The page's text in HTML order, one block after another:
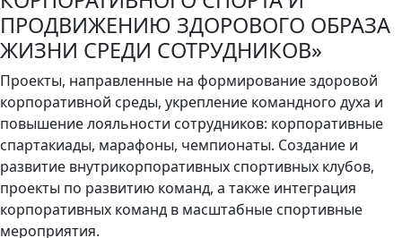
ПРОДВИЖЕНИЮ ЗДОРОВОГО ОБРАЗА
ЖИЗНИ СРЕДИ СОТРУДНИКОВ»
Проекты, направленные на формирование здоровой
корпоративной среды, укрепление командного духа и
повышение лояльности сотрудников: корпоративные
спартакиады, марафоны, чемпионаты. Создание и
развитие внутрикорпоративных спортивных клубов,
проекты по развитию команд, а также интеграция
корпоративных команд в масштабные спортивные
мероприятия.